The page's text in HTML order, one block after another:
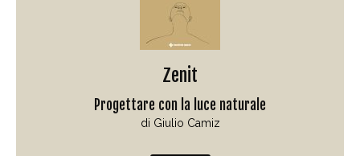
Zenit
Progettare con la luce naturale
di Giulio Camiz